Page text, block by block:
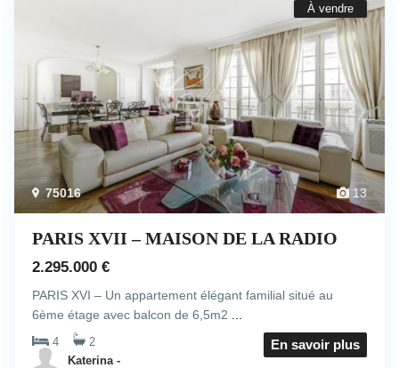
13
75016
À vendre
PARIS XVII – MAISON DE LA RADIO
2.295.000 €
PARIS XVI – Un appartement élégant familial situé au
6ème étage avec balcon de 6,5m2
4 2 En savoir plus
Katerina -